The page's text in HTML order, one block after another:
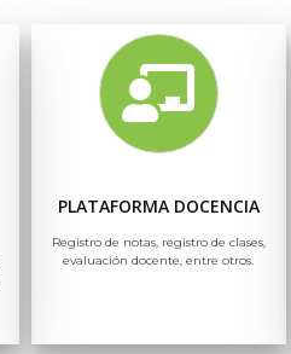
PLATAFORMA DOCENCIA
Registro de notas, registro de clases,
evaluación docente, entre otros.